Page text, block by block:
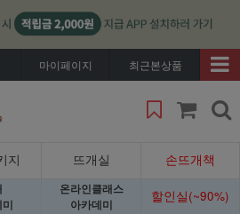
마이페이지 최근본상품
지 뜨개실
손뜨개책
온라인클래스
아카데미
할인실(~90%)